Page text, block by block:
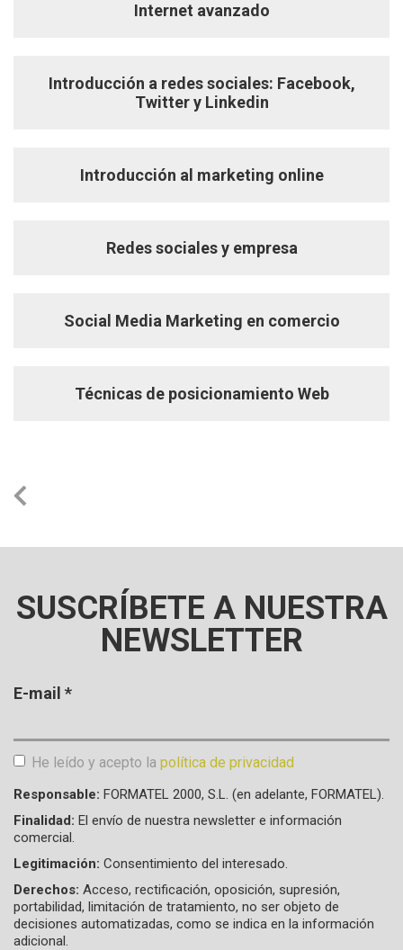
Internet avanzado
Introducción a redes sociales: Facebook,
Twitter y Linkedin
Introducción al marketing online
Redes sociales y empresa
Social Media Marketing en comercio
Técnicas de posicionamiento Web
SUSCRÍBETE A NUESTRA
NEWSLETTER
E-mail *
He leído y acepto la política de privacidad
Aceptación de condiciones
Responsable: FORMATEL 2000, S.L. (en adelante, FORMATEL).
Finalidad: El envío de nuestra newsletter e información
comercial.
Legitimación: Consentimiento del interesado.
Derechos: Acceso, rectificación, oposición, supresión,
portabilidad, limitación de tratamiento, no ser objeto de
decisiones automatizadas, como se indica en la información
adicional.